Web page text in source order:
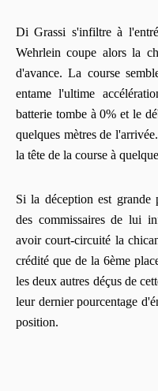
Di Grassi s'infiltre à
Wehrlein coupe alors la
d'avance. La course
entame l'ultime
batterie tombe à 0% et le
quelques mètres de
la tête de la course à
Si la déception est
des commissaires de lui
avoir court-circuité la
crédité que de la 6ème
les deux autres déçus de
leur dernier pourcentage
position.